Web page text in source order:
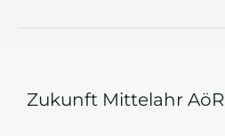
Zukunft Mittelahr AöR